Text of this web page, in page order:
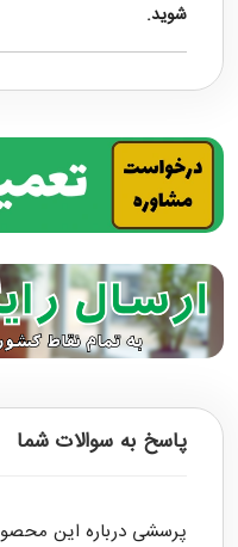
شوید.
پاسخ به سوالات شما
پرسشی درباره این